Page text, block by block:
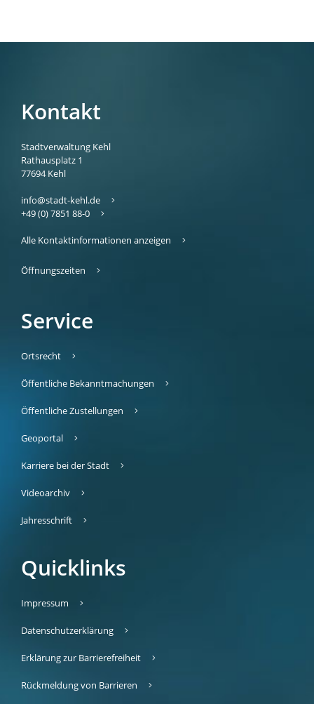
Kontakt
Stadtverwaltung Kehl
Rathausplatz 1
77694 Kehl
info@stadt-kehl.de
+49 (0) 7851 88-0
Alle Kontaktinformationen anzeigen
Öffnungszeiten
Service
Ortsrecht
Öffentliche Bekanntmachungen
Öffentliche Zustellungen
Geoportal
Karriere bei der Stadt
Videoarchiv
Jahresschrift
Quicklinks
Impressum
Datenschutzerklärung
Erklärung zur Barrierefreiheit
Rückmeldung von Barrieren